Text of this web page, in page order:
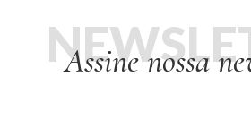
Assine nossa